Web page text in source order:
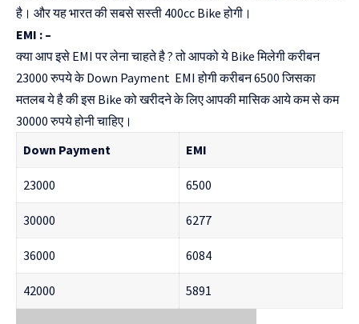
है। और यह भारत की सबसे सस्ती 400cc Bike होगी।
EMI : –
क्या आप इसे EMI पर लेना चाहते है ? तो आपको ये Bike मिलेगी करीबन
23000 रुपये के Down Payment EMI होगी करीबन 6500 जिसका
मतलब ये है की इस Bike को खरीदने के लिए आपकी मासिक आये कम से कम
30000 रुपये होनी चाहिए।
Down Payment
EMI
23000 6500
30000 6277
36000 6084
42000 5891